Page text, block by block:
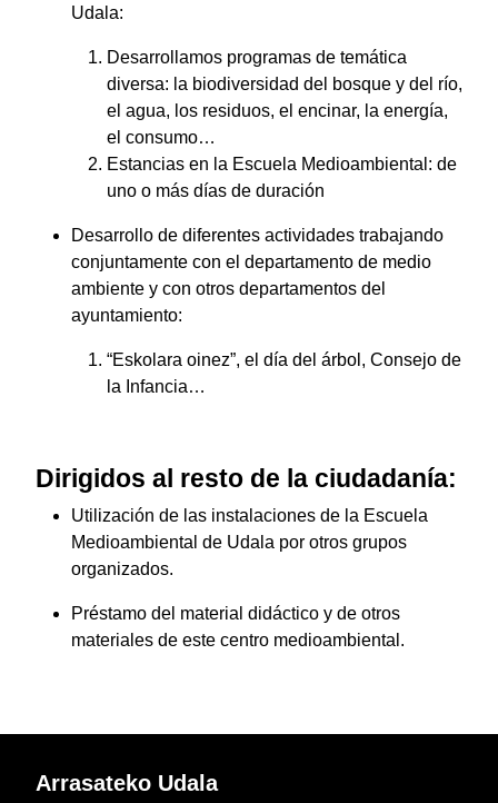
Udala:
Desarrollamos programas de temática
diversa: la biodiversidad del bosque y del río,
el agua, los residuos, el encinar, la energía,
el consumo…
Estancias en la Escuela Medioambiental: de
uno o más días de duración
Desarrollo de diferentes actividades trabajando
conjuntamente con el departamento de medio
ambiente y con otros departamentos del
ayuntamiento:
“Eskolara oinez”, el día del árbol, Consejo de
la Infancia…
Dirigidos al resto de la ciudadanía:
Utilización de las instalaciones de la Escuela
Medioambiental de Udala por otros grupos
organizados.
Préstamo del material didáctico y de otros
materiales de este centro medioambiental.
Arrasateko Udala